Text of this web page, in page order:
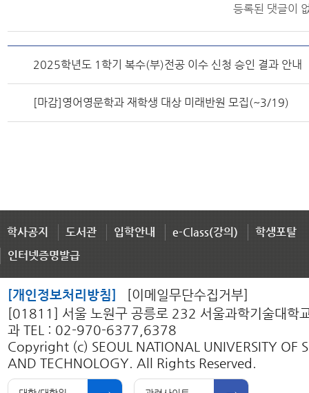
등록된 댓글이
2025학년도 1학기 복수(부)전공 이수 신청 승인 결과 안내
[마감]영어영문학과 재학생 대상 미래반원 모집(~3/19)
학사공지 도서관 입학안내 e-Class(강의)
학생포탈
인터넷증명발급
[개인정보처리방침]
[이메일무단수집거부]
[01811] 서울 노원구 공릉로 232 서울과학기술대학
과 TEL : 02-970-6377,6378
Copyright (c) SEOUL NATIONAL UNIVERSITY OF
AND TECHNOLOGY. All Rights Reserved.